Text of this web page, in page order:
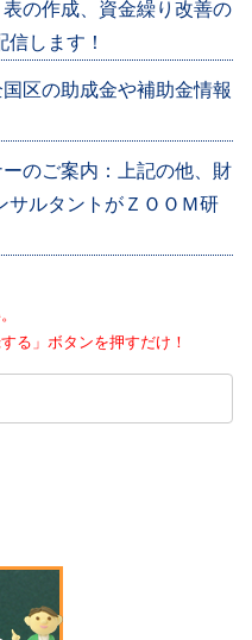
の作成、資金繰り改善の
します！
区の助成金や補助金情報
のご案内：上記の他、財
サルタントがＺＯＯＭ研
る」ボタンを押すだけ！